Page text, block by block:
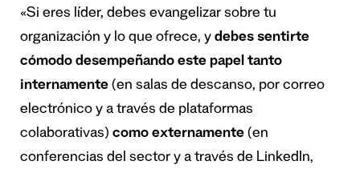
«Si eres líder, debes evangelizar sobre tu
organización y lo que ofrece, y debes sentirte
cómodo desempeñando este papel tanto
internamente (en salas de descanso, por correo
electrónico y a través de plataformas
colaborativas) como externamente (en
conferencias del sector y a través de LinkedIn,